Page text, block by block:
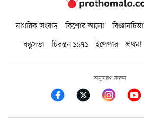
নাগরিক সংবাদ কিশোর আলো বিজ্ঞানচিন্তা
বন্ধুসভা
চিরন্তন ১৯৭১ ইপেপার প্রথমা
অনুসরণ করুন